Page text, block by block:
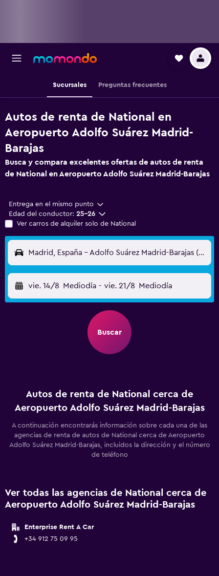
Sucursales Preguntas frecuentes
Autos de renta de National en
Aeropuerto Adolfo Suárez Madrid-
Barajas
Busca y compara excelentes ofertas de autos de renta
de National en Aeropuerto Adolfo Suárez Madrid-Barajas
Entrega en el mismo punto
Edad del conductor: 25-26
Ver carros de alquiler solo de National
Madrid, España - Adolfo Suárez Madrid-Barajas (MAD)
vie. 14/8 Mediodía - vie. 21/8 Mediodía
Buscar
Autos de renta de National cerca de
Aeropuerto Adolfo Suárez Madrid-Barajas
A continuación encontrarás información sobre cada una de las
agencias de renta de autos de National cerca de Aeropuerto
Adolfo Suárez Madrid-Barajas, incluidos la dirección y el número
de teléfono
Ver todas las agencias de National cerca de
Aeropuerto Adolfo Suárez Madrid-Barajas
Enterprise Rent A Car
+34 912 75 09 95